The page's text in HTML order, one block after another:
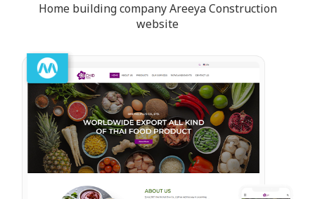
Home building company Areeya Construction
website